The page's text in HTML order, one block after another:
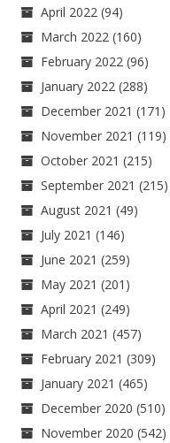
April 2022 (94)
March 2022 (160)
February 2022 (96)
January 2022 (288)
December 2021 (171)
November 2021 (119)
October 2021 (215)
September 2021 (215)
August 2021 (49)
July 2021 (146)
June 2021 (259)
May 2021 (201)
April 2021 (249)
March 2021 (457)
February 2021 (309)
January 2021 (465)
December 2020 (510)
November 2020 (542)